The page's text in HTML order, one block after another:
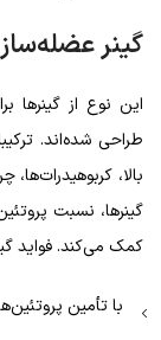
گینر
این نوع از گینرها
طراحی شده‌اند.
بالا،
گینرها، نسبت
کمک می‌کند. فواید
با تأمین